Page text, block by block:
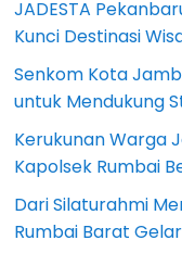
JADESTA
Kunci Destinasi
Senkom Kota
untuk Mendukung
Kerukunan Warga
Kapolsek Rumbai
Dari Silaturahmi
Rumbai Barat